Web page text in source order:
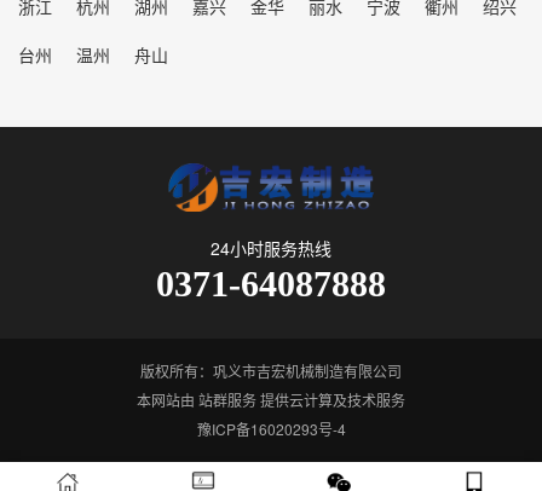
浙江
杭州 湖州 嘉兴 金华 丽水 宁波 衢州
绍兴
台州
温州 舟山
24小时服务热线
0371-64087888
版权所有：巩义市吉宏机械制造有限公司
本网站由 站群服务提供云计算及技术服务
豫ICP备16020293号-4